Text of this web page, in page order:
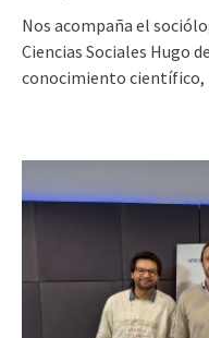
Nos acompaña el
Ciencias Sociales Hugo
conocimiento científico,